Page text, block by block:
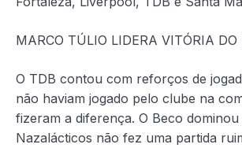
MARCO TÚLIO LIDERA VITÓRIA DO
O TDB contou com reforços de
não haviam jogado pelo clube na
fizeram a diferença. O Beco
Nazalácticos não fez uma partida